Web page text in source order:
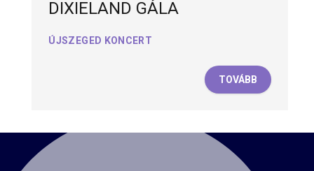
DIXIELAND GÁLA
ÚJSZEGED KONCERT
TOVÁBB